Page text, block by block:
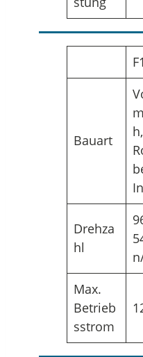
Bauart
h,
Drehza
hl
Max.
Betrieb
sstrom